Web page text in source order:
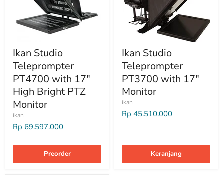
Ikan Studio
Teleprompter
PT4700 with 17″
High Bright PTZ
Monitor
ikan
Rp 69.597.000
Preorder
Ikan Studio
Teleprompter
PT3700 with 17″
Monitor
ikan
Rp 45.510.000
Keranjang